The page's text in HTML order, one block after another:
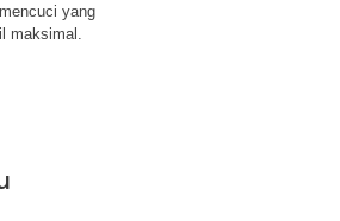
yang
maksimal.